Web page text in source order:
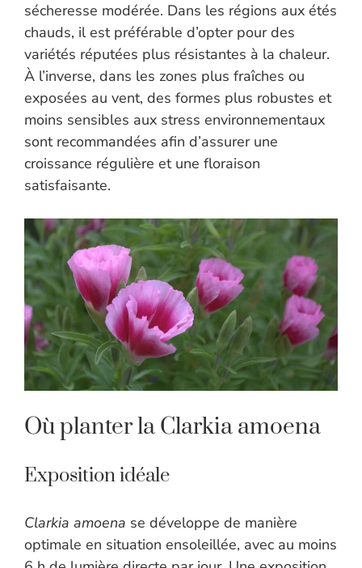
sécheresse modérée. Dans les régions aux étés
chauds, il est préférable d’opter pour des
variétés réputées plus résistantes à la chaleur.
À l’inverse, dans les zones plus fraîches ou
exposées au vent, des formes plus robustes et
moins sensibles aux stress environnementaux
sont recommandées afin d’assurer une
croissance régulière et une floraison
satisfaisante.
Où planter la Clarkia amoena
Exposition idéale
Clarkia amoena se développe de manière
optimale en situation ensoleillée, avec au moins